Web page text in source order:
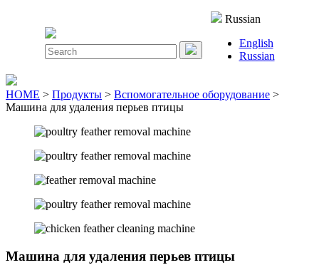
Search
for:
Russian
English
Russian
HOME > Продукты > Вспомогательное оборудование >
Машина для удаления перьев птицы
Машина для удаления перьев птицы